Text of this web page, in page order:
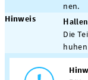
nen.
Hinweis
Die